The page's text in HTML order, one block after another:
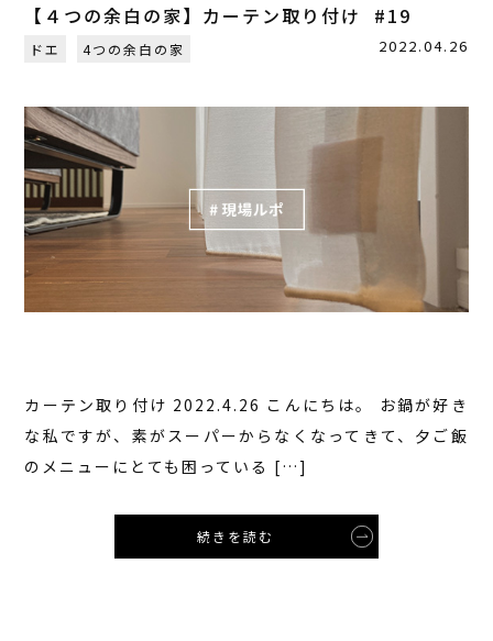
【４つの余白の家】カーテン取り付け #19
ドエ 4つの余白の家 2022.04.26
カーテン取り付け 2022.4.26 こんにちは。 お鍋が好き
な私ですが、素がスーパーからなくなってきて、夕ご飯
のメニューにとても困っている […]
続きを読む